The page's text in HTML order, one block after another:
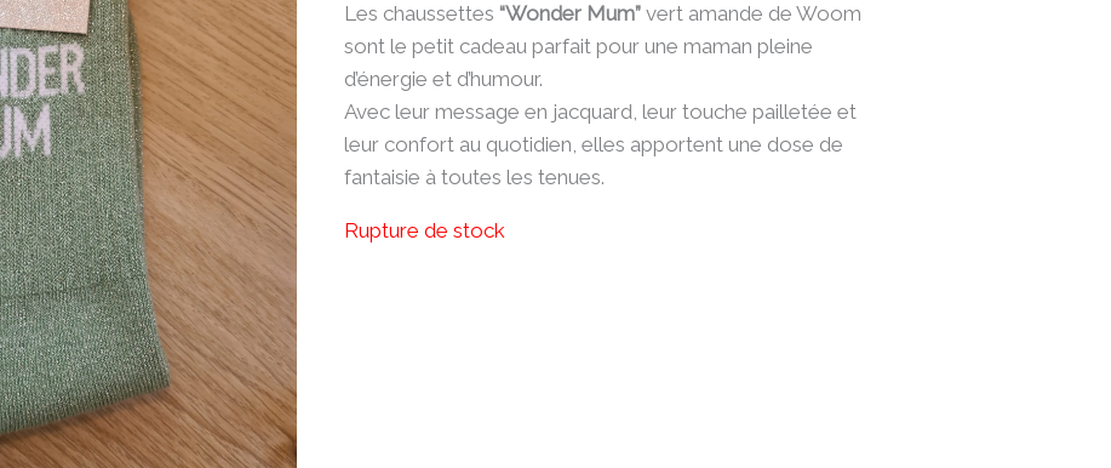
Les chaussettes “Wonder Mum”vert amande de Woom
sont le petit cadeau parfait pour une maman pleine
d’énergie et d’humour.
Avec leur message en jacquard, leur touche pailletée et
leur confort au quotidien, elles apportent une dose de
fantaisie à toutes les tenues.
Rupture de stock